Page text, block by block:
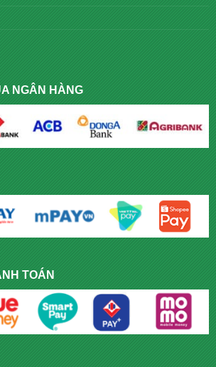
NGÂN HÀNG
TOÁN